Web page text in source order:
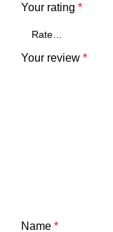
Your rating *
Your review *
Name *